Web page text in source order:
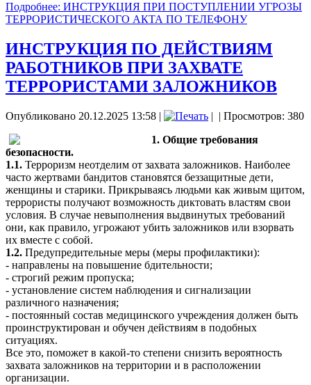
Подробнее: ИНСТРУКЦИЯ ПРИ ПОСТУПЛЕНИИ УГРОЗЫ
ТЕРРОРИСТИЧЕСКОГО АКТА ПО ТЕЛЕФОНУ
ИНСТРУКЦИЯ ПО ДЕЙСТВИЯМ
РАБОТНИКОВ ПРИ ЗАХВАТЕ
ТЕРРОРИСТАМИ ЗАЛОЖНИКОВ
Опубликовано 20.12.2025 13:58 | | | Просмотров: 380
1. Общие требования
безопасности.
1.1. Терроризм неотделим от захвата заложников. Наиболее
часто жертвами бандитов становятся беззащитные дети,
женщины и старики. Прикрываясь людьми как живым щитом,
террористы получают возможность диктовать властям свои
условия. В случае невыполнения выдвинутых требований
они, как правило, угрожают убить заложников или взорвать
их вместе с собой.
1.2. Предупредительные меры (меры профилактики):
- направлены на повышение бдительности;
- строгий режим пропуска;
- установление систем наблюдения и сигнализации
различного назначения;
- постоянный состав медицинского учреждения должен быть
проинструктирован и обучен действиям в подобных
ситуациях.
Все это, поможет в какой-то степени снизить вероятность
захвата заложников на территории и в расположении
организации.